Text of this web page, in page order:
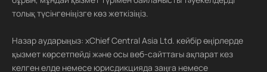
толық түсінгеніңізге көз жеткізіңіз.
Назар аударыңыз: xChief Central Asia Ltd. кейбір өңірлерде
қызмет көрсетпейді және осы веб-сайттағы ақпарат кез
келген елде немесе юрисдикцияда заңға немесе